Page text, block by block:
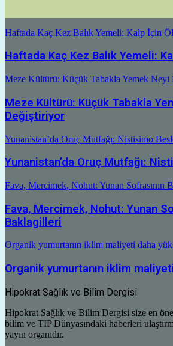
Haftada Kaç Kez Balık Yemeli: Kalp İçin
Haftada Kaç Kez Balık Yemeli:
Meze Kültürü: Küçük Tabakla Yemek Neyi
Meze Kültürü: Küçük Tabakla
Değiştiriyor
Yunanistan’da Oruç Mutfağı: Nistisimo
Yunanistan’da Oruç Mutfağı:
Fava, Mercimek, Nohut: Yunan Sofrasının
Fava, Mercimek, Nohut: Yunan
Baklagilleri
Organik yumurtanın iklim maliyeti daha
Organik yumurtanın iklim
Hipokrat Sağlık ve Bilim Dergisi
Hipokrat Sağlık ve Bilim Dergisi size en
bilim ve TIP Dünyasındaki haberleri
yayın organıdır.